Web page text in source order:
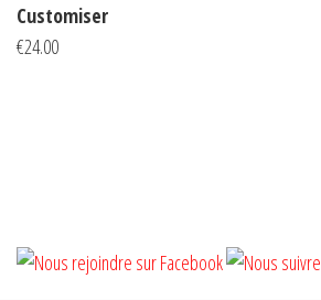
Customiser
€24.00